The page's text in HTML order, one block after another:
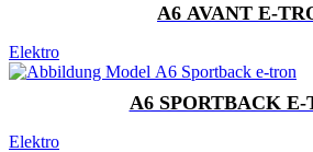
A6 AVANT E-
Elektro
A6 SPORTBACK E-
Elektro